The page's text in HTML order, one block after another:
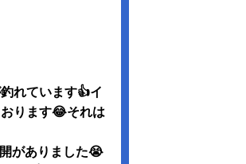
れています👍イ
ります😂それは
がありました😭